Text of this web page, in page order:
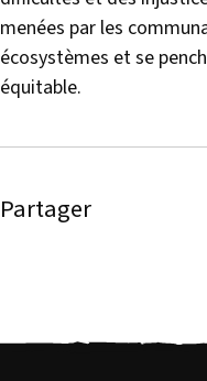
menées par les
écosystèmes et se
équitable.
Partager